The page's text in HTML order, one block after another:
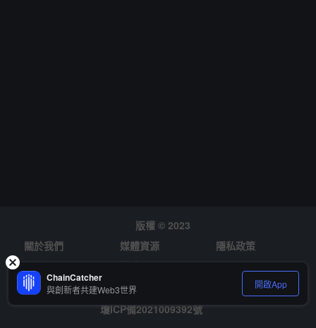
版權 © 2023
關於我們
媒體資源
隱私政策
風險提示
徵才
瓊ICP備2021009392號
ChainCatcher
與創新者共建Web3世界 開啟App